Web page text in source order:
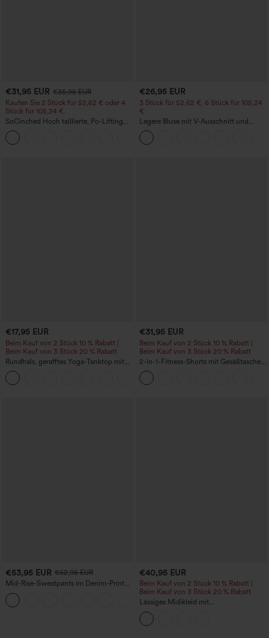
€31,95 EUR €35,95 EUR
Kaufen Sie 2 Stück für 52,62 € oder 4
Stück für 105,24 €.
SoCinched Hoch taillierte, Po-Lifting
7/8-Trainingsleggings mit
Bauchkontrolle und Seitentaschen
€26,95 EUR
3 Stück für 52,62 €, 6 Stück für 105,24
€
Legere Bluse mit V-Ausschnitt und
kurzen Puffärmeln
€17,95 EUR
Beim Kauf von 2 Stück 10 % Rabatt |
Beim Kauf von 3 Stück 20 % Rabatt
Rundhals, gerafftes Yoga-Tanktop mit
Cool-Touch-Effekt – UPF50+
€31,95 EUR
Beim Kauf von 2 Stück 10 % Rabatt |
Beim Kauf von 3 Stück 20 % Rabatt
2-in-1-Fitness-Shorts mit Gesäßtasche
und seitlicher versteckter Tasche 6,3 cm
€53,95 EUR €62,95 EUR
Mid-Rise-Sweatpants im Denim-Print
aus French Terry, lässig, mit Taschen
€40,95 EUR
Beim Kauf von 2 Stück 10 % Rabatt |
Beim Kauf von 3 Stück 20 % Rabatt
Lässiges Midikleid mit
Rundhalsausschnitt, integriertem BH,
ärmellos und Rüschensaum